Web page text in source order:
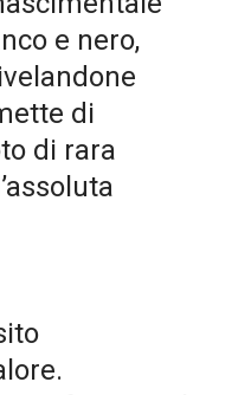
e nero,
di
di rara